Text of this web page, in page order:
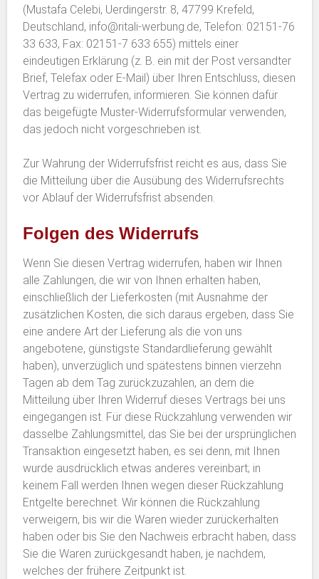
(Mustafa Celebi, Uerdingerstr. 8, 47799 Krefeld,
Deutschland, info@ritali-werbung.de, Telefon: 02151-76
33 633, Fax: 02151-7 633 655) mittels einer
eindeutigen Erklärung (z. B. ein mit der Post versandter
Brief, Telefax oder E-Mail) über Ihren Entschluss, diesen
Vertrag zu widerrufen, informieren. Sie können dafür
das beigefügte Muster-Widerrufsformular verwenden,
das jedoch nicht vorgeschrieben ist.
Zur Wahrung der Widerrufsfrist reicht es aus, dass Sie
die Mitteilung über die Ausübung des Widerrufsrechts
vor Ablauf der Widerrufsfrist absenden.
Folgen des Widerrufs
Wenn Sie diesen Vertrag widerrufen, haben wir Ihnen
alle Zahlungen, die wir von Ihnen erhalten haben,
einschließlich der Lieferkosten (mit Ausnahme der
zusätzlichen Kosten, die sich daraus ergeben, dass Sie
eine andere Art der Lieferung als die von uns
angebotene, günstigste Standardlieferung gewählt
haben), unverzüglich und spätestens binnen vierzehn
Tagen ab dem Tag zurückzuzahlen, an dem die
Mitteilung über Ihren Widerruf dieses Vertrags bei uns
eingegangen ist. Für diese Rückzahlung verwenden wir
dasselbe Zahlungsmittel, das Sie bei der ursprünglichen
Transaktion eingesetzt haben, es sei denn, mit Ihnen
wurde ausdrücklich etwas anderes vereinbart; in
keinem Fall werden Ihnen wegen dieser Rückzahlung
Entgelte berechnet. Wir können die Rückzahlung
verweigern, bis wir die Waren wieder zurückerhalten
haben oder bis Sie den Nachweis erbracht haben, dass
Sie die Waren zurückgesandt haben, je nachdem,
welches der frühere Zeitpunkt ist.